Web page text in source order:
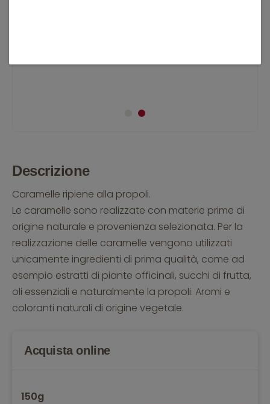
Descrizione
Caramelle ripiene alla propoli.
Le caramelle sono realizzate con materie prime di
origine naturale e provenienza selezionata. Per la
realizzazione delle caramelle vengono utilizzati
unicamente ingredienti di prima qualità, come ad
esempio estratti di piante officinali, succhi di frutta,
oli essenziali e naturalmente la propoli. Aromi e
coloranti naturali di origine vegetale.
Acquista online
150g